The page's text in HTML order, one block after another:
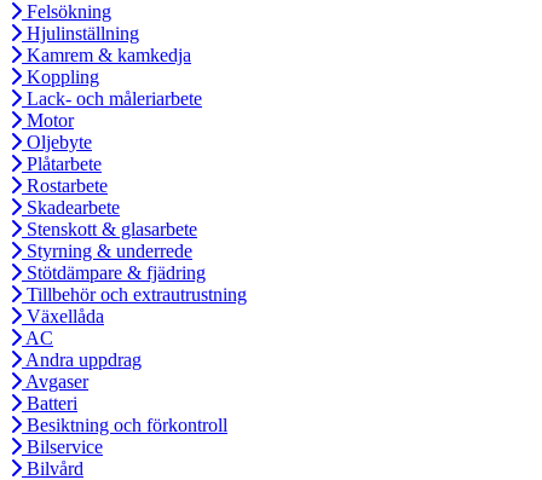
Felsökning
Hjulinställning
Kamrem & kamkedja
Koppling
Lack- och måleriarbete
Motor
Oljebyte
Plåtarbete
Rostarbete
Skadearbete
Stenskott & glasarbete
Styrning & underrede
Stötdämpare & fjädring
Tillbehör och extrautrustning
Växellåda
AC
Andra uppdrag
Avgaser
Batteri
Besiktning och förkontroll
Bilservice
Bilvård